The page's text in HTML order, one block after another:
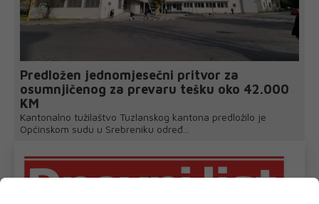
Predložen jednomjesečni pritvor za
osumnjičenog za prevaru tešku oko 42.000
KM
Kantonalno tužilaštvo Tuzlanskog kantona predložilo je
Općinskom sudu u Srebreniku određ...